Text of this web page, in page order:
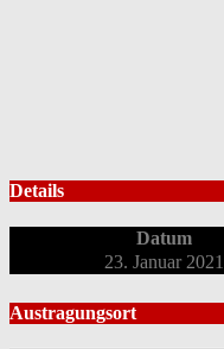
Details
Datum
23. Januar 2021
Austragungsort